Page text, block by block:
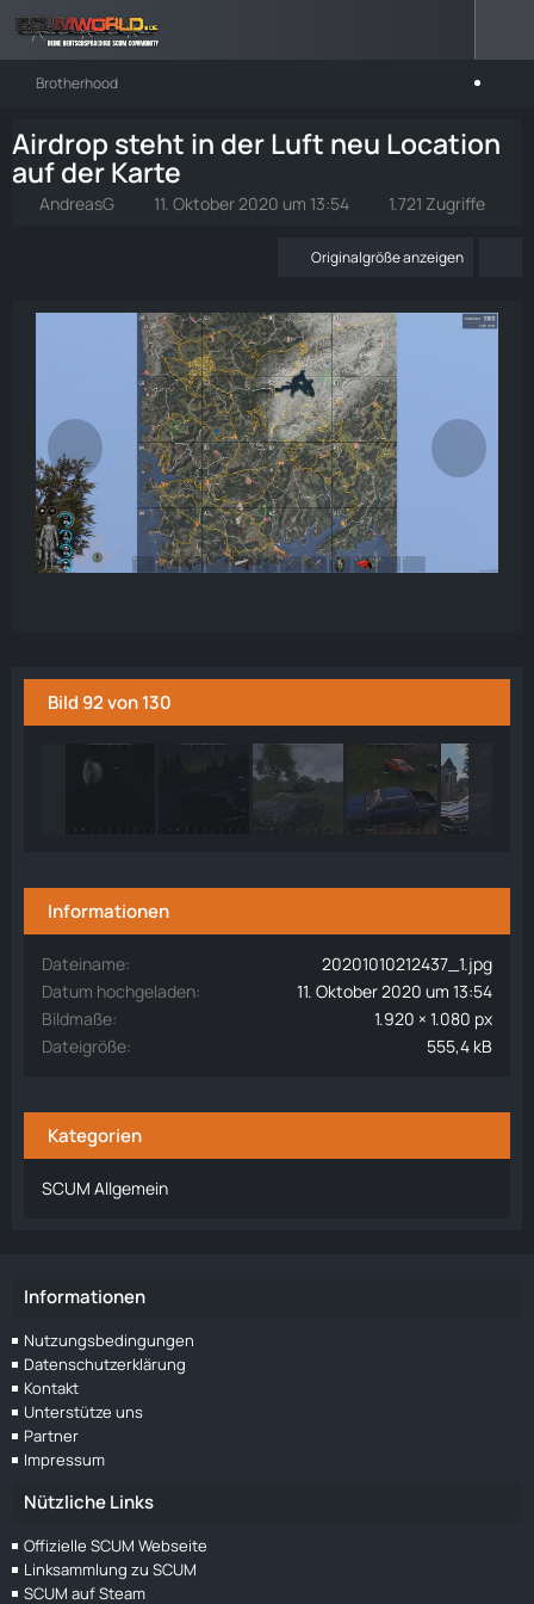
Brotherhood
Airdrop steht in der Luft neu Location
auf der Karte
AndreasG 11. Oktober 2020 um 13:54 1.721 Zugriffe
Originalgröße anzeigen
Bild 92 von 130
Informationen
Dateiname
20201010212437_1.jpg
Datum hochgeladen
11. Oktober 2020 um 13:54
Bildmaße
1.920 × 1.080 px
Dateigröße
555,4 kB
Kategorien
SCUM Allgemein
Informationen
Nutzungsbedingungen
Datenschutzerklärung
Kontakt
Unterstütze uns
Partner
Impressum
Nützliche Links
Offizielle SCUM Webseite
Linksammlung zu SCUM
SCUM auf Steam